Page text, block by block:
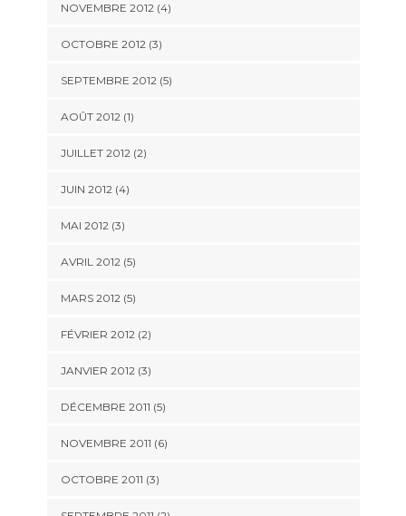
NOVEMBRE 2012(4)
OCTOBRE 2012(3)
SEPTEMBRE 2012(5)
AOÛT 2012(1)
JUILLET 2012(2)
JUIN 2012(4)
MAI 2012(3)
AVRIL 2012(5)
MARS 2012(5)
FÉVRIER 2012(2)
JANVIER 2012(3)
DÉCEMBRE 2011 (5)
NOVEMBRE 2011 (6)
OCTOBRE 2011 (3)